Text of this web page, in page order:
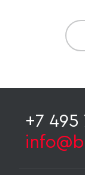
+7 495